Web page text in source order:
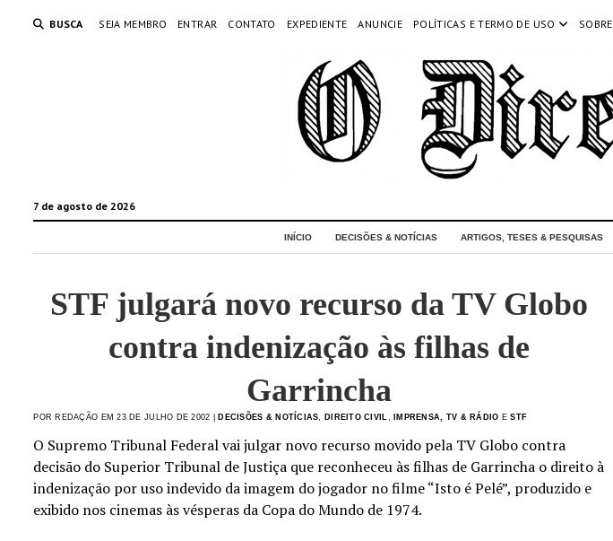
BUSCA SEJA MEMBRO ENTRAR CONTATO EXPEDIENTE ANUNCIE POLÍTICAS E TERMO DE USO SOBRE
7 de agosto de 2026
INÍCIO DECISÕES & NOTÍCIAS ARTIGOS, TESES & PESQUISAS
STF julgará novo recurso da TV Globo
contra indenização às filhas de
Garrincha
POR REDAÇÃO EM 23 DE JULHO DE 2002 | DECISÕES & NOTÍCIAS DIREITO CIVIL IMPRENSA, TV & RÁDIO ESTF
O Supremo Tribunal Federal vai julgar novo recurso movido pela TV Globo contra
decisão do Superior Tribunal de Justiça que reconheceu às filhas de Garrincha o direito à
indenização por uso indevido da imagem do jogador no filme “Isto é Pelé”, produzido e
exibido nos cinemas às vésperas da Copa do Mundo de 1974.